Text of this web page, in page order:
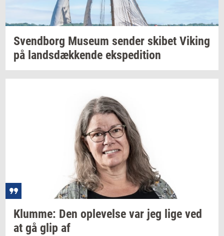
Svend­borg Mu­se­um sen­der ski­bet Viking
på lands­dæk­ken­de eks­pe­di­tion
Klum­me: Den op­le­vel­se var jeg lige ved
at gå glip af